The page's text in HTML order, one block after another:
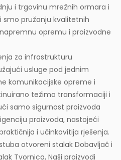
i trgovinu mrežnih ormara i
smo pružanju kvalitetnih
opremu i proizvodne
za infrastrukturu
usluge pod jednim
komunikacijske opreme i
težimo transformaciji i
samo sigurnost proizvoda
proizvoda, nastojeći
i učinkovitija rješenja.
otvoreni stalak Dobavljač i
Tvornica, Naši proizvodi